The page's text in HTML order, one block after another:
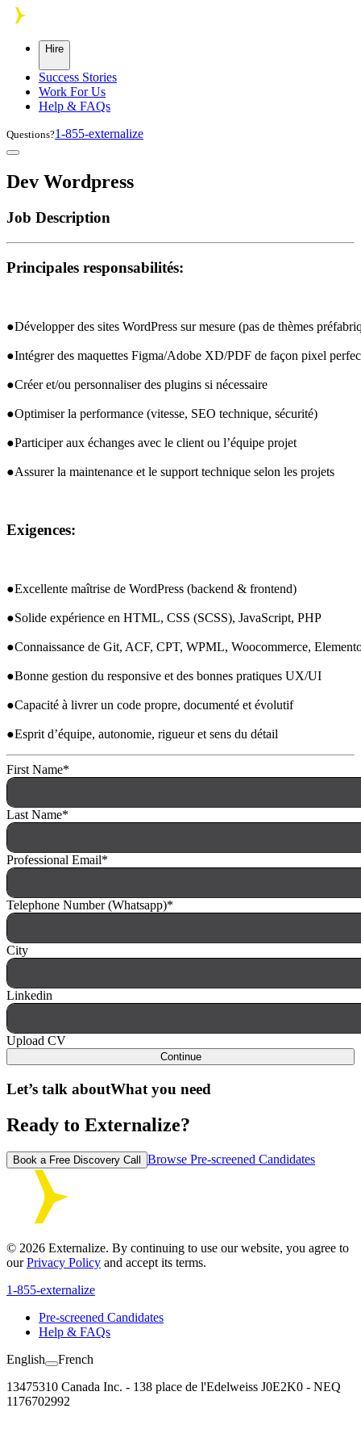
Skip to main content
Hire
Success Stories
Work For Us
Help & FAQs
Questions?1-855-externalize
Dev Wordpress
Job Description
Principales responsabilités:
●Développer des sites WordPress sur mesure (pas de thèmes
●Intégrer des maquettes Figma/Adobe XD/PDF de façon pixel
●Créer et/ou personnaliser des plugins si nécessaire
●Optimiser la performance (vitesse, SEO technique, sécurité)
●Participer aux échanges avec le client ou l’équipe projet
●Assurer la maintenance et le support technique selon les projets
Exigences:
●Excellente maîtrise de WordPress (backend & frontend)
●Solide expérience en HTML, CSS (SCSS), JavaScript, PHP
●Connaissance de Git, ACF, CPT, WPML, Woocommerce,
●Bonne gestion du responsive et des bonnes pratiques UX/UI
●Capacité à livrer un code propre, documenté et évolutif
●Esprit d’équipe, autonomie, rigueur et sens du détail
First Name*
Last Name*
Professional Email*
Telephone Number (Whatsapp)*
City
Linkedin
Upload CV
Continue
Let’s talk aboutWhat you need
Ready to Externalize?
Book a Free Discovery Call Browse Pre-screened Candidates
© 2026 Externalize. By continuing to use our website, you agree to
ourPrivacy Policy and accept its terms.
1-855-externalize
Pre-screened Candidates
Help & FAQs
English
French
13475310 Canada Inc. - 138 place de l'Edelweiss J0E2K0 - NEQ
1176702992